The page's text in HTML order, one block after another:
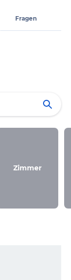
Fragen
Zimmer